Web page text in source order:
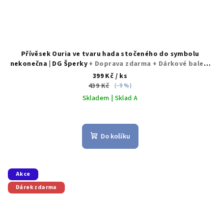
Přívěsek Ouria ve tvaru hada stočeného do symbolu
nekonečna | DG Šperky + Doprava zdarma + Dárkové balení
zdarma
399 Kč / ks
439 Kč
(–9 %)
Skladem | Sklad A
Do košíku
Akce
Dárek zdarma